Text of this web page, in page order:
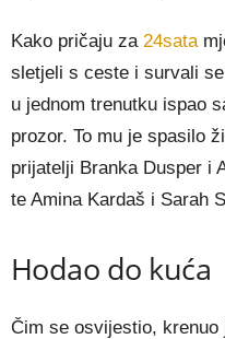
Kako pričaju za 24sata
sletjeli s ceste i survali
u jednom trenutku ispao
prozor. To mu je spasilo
prijatelji Branka Dusper i
te Amina Kardaš i Sarah
Hodao do kuća
Čim se osvijestio, krenuo